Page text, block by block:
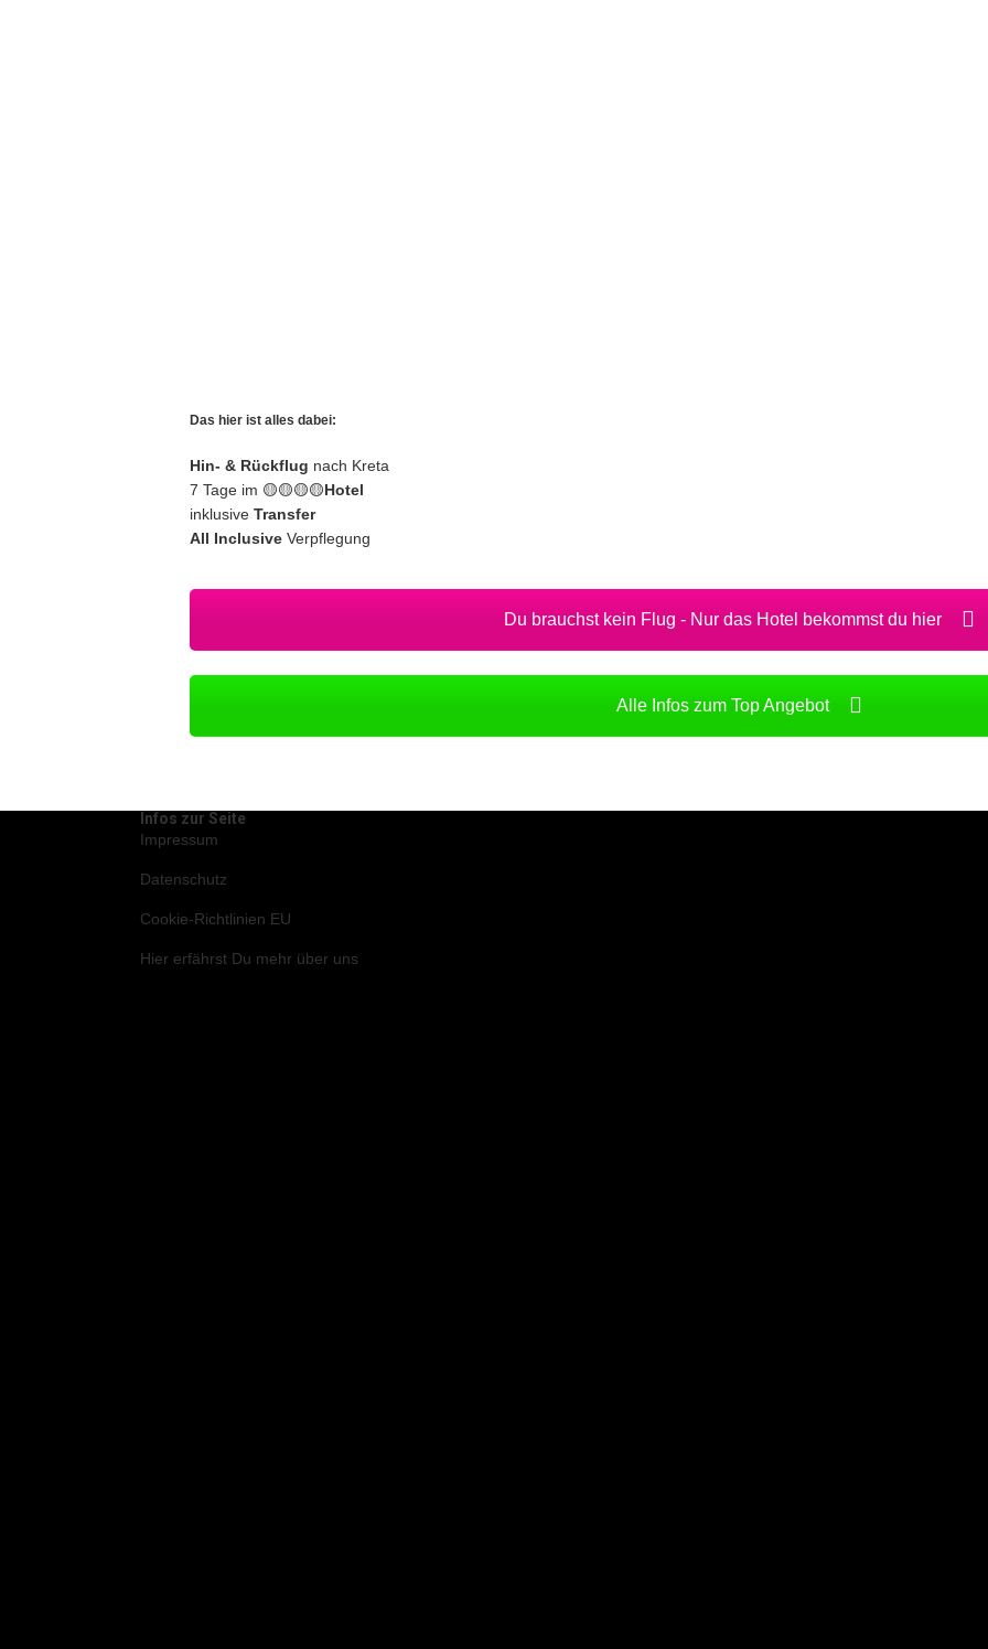
Das hier ist alles dabei:
Hin- & Rückflug nach Kreta
7 Tage im 🟡🟡🟡🟡Hotel
inklusive Transfer
All Inclusive Verpflegung
Du brauchst kein Flug - Nur das Hotel bekommst du hier
Alle Infos zum Top Angebot
Infos zur Seite
Impressum
Datenschutz
Cookie-Richtlinien EU
Hier erfährst Du mehr über uns